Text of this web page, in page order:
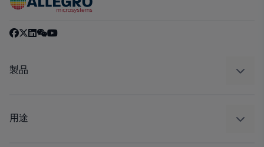
製品
レギュレート
用途